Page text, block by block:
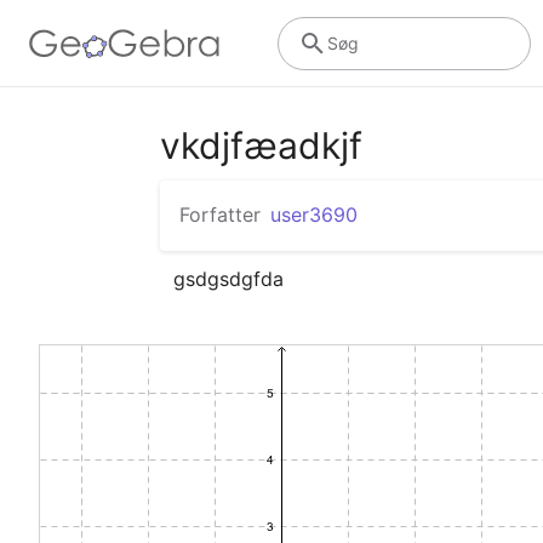
Søg
vkdjfæadkjf
Forfatter user3690
gsdgsdgfda